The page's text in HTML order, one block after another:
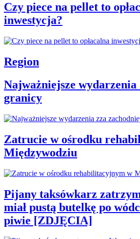
Czy piece na pellet to
inwestycja?
Region
Najważniejsze wydarzenia
granicy
Zatrucie w ośrodku
Międzywodziu
Pijany taksówkarz
miał pustą butelkę po
piwie [ZDJĘCIA]